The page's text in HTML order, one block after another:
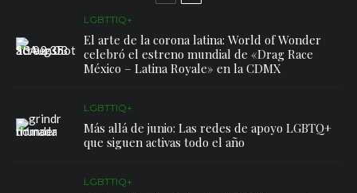
LGBTTIQ+
El arte de la corona latina: World of Wonder
celebró el estreno mundial de «Drag Race
México – Latina Royale» en la CDMX
LGBTTIQ+
Más allá de junio: Las redes de apoyo LGBTQ+
que siguen activas todo el año
LGBTTIQ+